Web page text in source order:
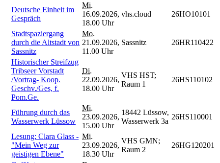
Deutsche Einheit im
Gespräch
Mi.
16.09.2026,
18.00 Uhr
vhs.cloud 26HO10101
Stadtspaziergang
durch die Altstadt von
Sassnitz
Mo.
21.09.2026,
11.00 Uhr
Sassnitz 26HR110422
Historischer Streifzug
Tribseer Vorstadt
/Vortrag- Koop.
Geschv./Ges, f.
Pom.Ge.
Di.
22.09.2026,
18.00 Uhr
VHS HST;
Raum 1
26HS110102
Führung durch das
Wasserwerk Lüssow
Mi.
23.09.2026,
15.00 Uhr
18442 Lüssow,
Wasserwerk 3a
26HS110001
Lesung: Clara Glass -
"Mein Weg zur
geistigen Ebene"
Mi.
23.09.2026,
18.30 Uhr
VHS GMN;
Raum 2
26HG120201